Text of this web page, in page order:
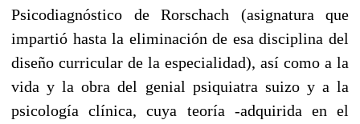
Psicodiagnóstico de Rorschach (asignatura que
impartió hasta la eliminación de esa disciplina del
diseño curricular de la especialidad), así como a la
vida y la obra del genial psiquiatra suizo y a la
psicología clínica, cuya teoría -adquirida en el